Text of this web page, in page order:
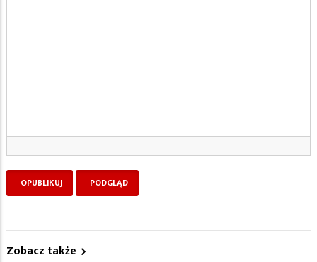
Zobacz także